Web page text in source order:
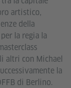
artistico,
della
la regia la
altri con Michael
la
di Berlino.